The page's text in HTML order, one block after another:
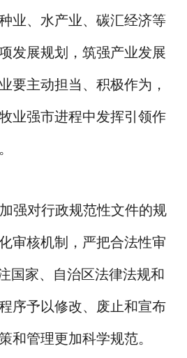
业、水产业、碳汇经济等
发展规划，筑强产业发展
要主动担当、积极作为，
业强市进程中发挥引领作
强对行政规范性文件的规
审核机制，严把合法性审
国家、自治区法律法规和
序予以修改、废止和宣布
和管理更加科学规范。